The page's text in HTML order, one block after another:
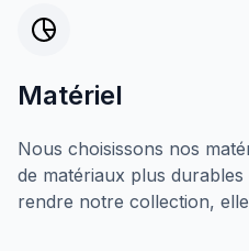
Matériel
Nous choisissons nos
de matériaux plus
rendre notre collection,